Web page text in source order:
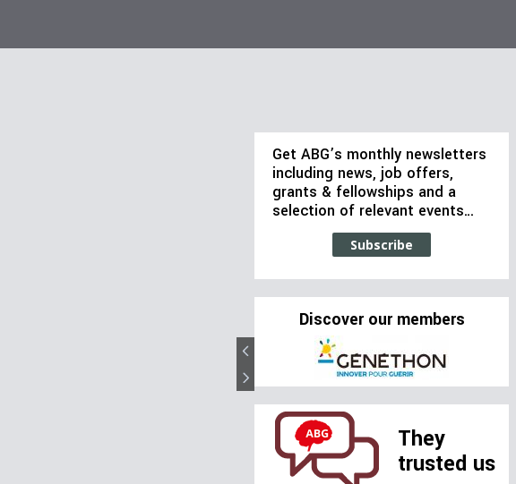
Get ABG’s monthly newsletters
including news, job offers,
grants & fellowships and a
selection of relevant events…
Subscribe
Discover our members
They
trusted us